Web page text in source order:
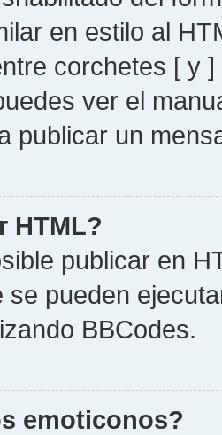
en estilo al
corchetes [ y
ver el
publicar un
HTML?
publicar en
se pueden
BBCodes.
emoticonos?